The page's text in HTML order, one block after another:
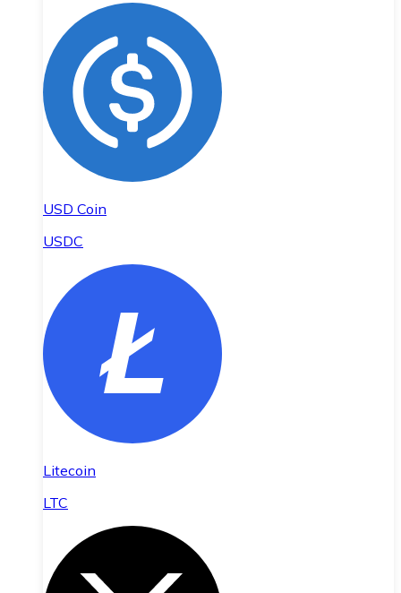
USD Coin
USDC
Litecoin
LTC